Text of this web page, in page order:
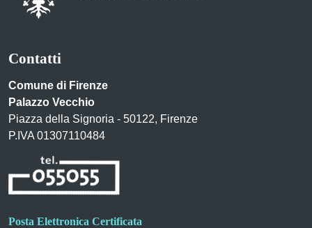
Contatti
Comune di Firenze
Palazzo Vecchio
Piazza della Signoria - 50122, Firenze
P.IVA 01307110484
Posta Elettronica Certificata